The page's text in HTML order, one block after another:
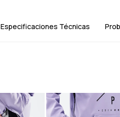
Especificaciones Técnicas